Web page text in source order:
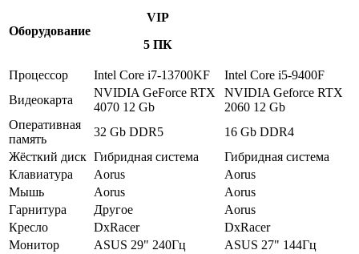
Оборудование
VIP
5 ПК
Процессор Intel Core i7-13700KF
Intel Core i5-9400F
Видеокарта
NVIDIA GeForce RTX
4070 12 Gb
NVIDIA Geforce RTX
2060 12 Gb
Оперативная
память
32 Gb DDR5
16 Gb DDR4
Жёсткий диск Гибридная система
Гибридная система
Клавиатура
Aorus
Aorus
Мышь
Aorus
Aorus
Гарнитура
Другое
Aorus
Кресло
DxRacer
DxRacer
Монитор
ASUS 29" 240Гц
ASUS 27" 144Гц